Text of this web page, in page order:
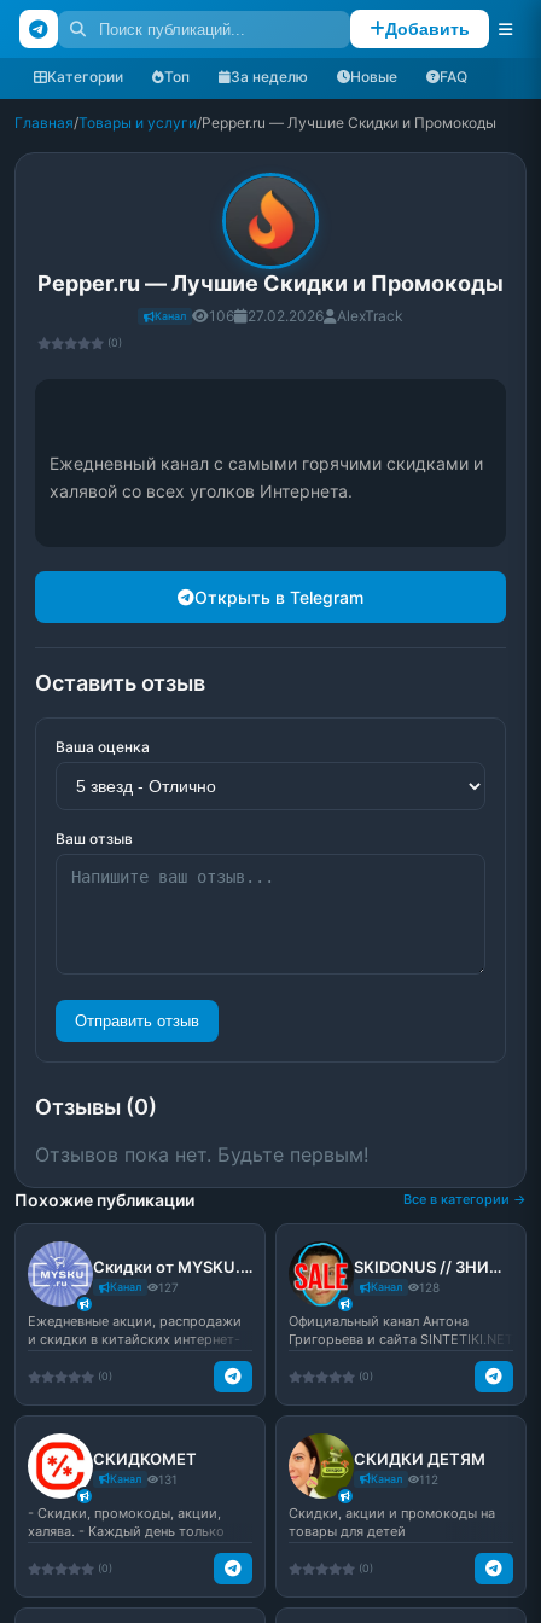
Добавить
Категории Топ За неделю Новые FAQ
Главная/Товары и услуги/Pepper.ru — Лучшие Скидки и Промокоды
Pepper.ru — Лучшие Скидки и Промокоды
Канал 106 27.02.2026 AlexTrack
(0)
Ежедневный канал с самыми горячими скидками и
халявой со всех уголков Интернета.
Открыть в Telegram
Оставить отзыв
Ваша оценка
Ваш отзыв
Отправить отзыв
Отзывы (0)
Отзывов пока нет. Будьте первым!
Похожие публикации Все в категории →
Скидки от MYSKU.club
Канал 127
Ежедневные акции, распродажи
и скидки в китайских интернет-
(0)
SKIDONUS // ЗНИЖКИ від Алішки // sintetiki.net
Канал 128
Официальный канал Антона
Григорьева и сайта SINTETIKI.NET
(0)
СКИДКОМЕТ
Канал 131
- Скидки, промокоды, акции,
халява. - Каждый день только
(0)
СКИДКИ ДЕТЯМ
Канал 112
Скидки, акции и промокоды на
товары для детей
(0)